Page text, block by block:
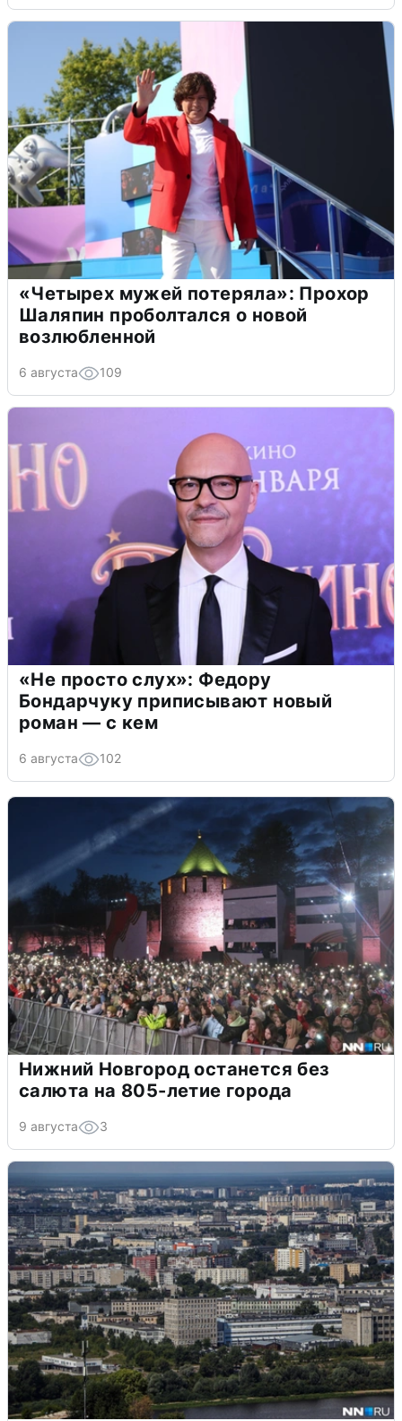
«Четырех мужей потеряла»: Прохор
Шаляпин проболтался о новой
возлюбленной
6 августа 109
«Не просто слух»: Федору
Бондарчуку приписывают новый
роман — с кем
6 августа 102
Нижний Новгород останется без
салюта на 805-летие города
9 августа 3